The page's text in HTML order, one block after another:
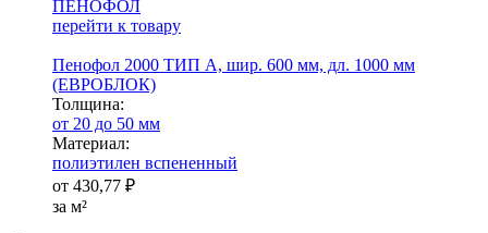
ПЕНОФОЛ
перейти к товару
Пенофол 2000 ТИП A, шир. 600 мм, дл. 1000 мм
(ЕВРОБЛОК)
Тол­щи­на:
от 20 до 50 мм
Ма­­те­­ри­­ал:
полиэтилен вспененный
от 430,77 ₽
за м²